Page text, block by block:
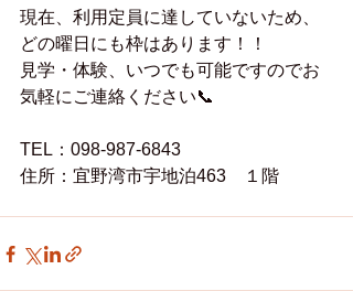
現在、利用定員に達していないため、
どの曜日にも枠はあります！！
見学・体験、いつでも可能ですのでお
気軽にご連絡ください📞
TEL：098-987-6843
住所：宜野湾市宇地泊463　１階